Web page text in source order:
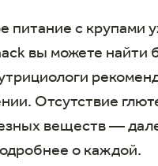
питание с крупами
вы можете найти
Отсутствие
веществ —
о каждой.